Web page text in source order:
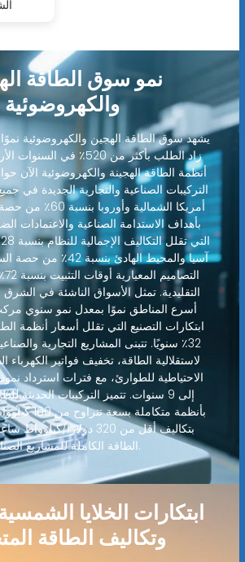
نمو سوق الطاقة
والكهروضوئية
يشهد سوق الطاقة الهجين والكهروضوئية
زاد الطلب بأكثر من 520٪ في
التركيبات الصناعية والتجارية الجديدة في
أمريكا الشمالية
بأهداف الاستدامة الصناعية والاعتمادات
آسيا والمحيط الهادئ
التقليدية. تمثل الأسواق الناشئة في
ابتكارات التصنيع التي تقلل أسعار أنظمة
32٪ سنويًا. تتبنى المشاريع التجارية
لاستقلالية الطاقة، تخفيف فواتير الكهرباء
إلى 9 سنوات. تتميز التركيبات الحديثة
بتكاليف أقل من 320 دولارًا/
الطاقة الكاملة للمشاريع الصناعية.
ابتكارات الخلايا
وتكاليف الطاقة